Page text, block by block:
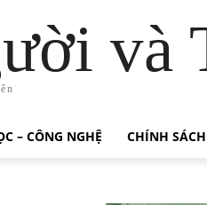
và
– CÔNG NGHỆ CHÍNH SÁCH